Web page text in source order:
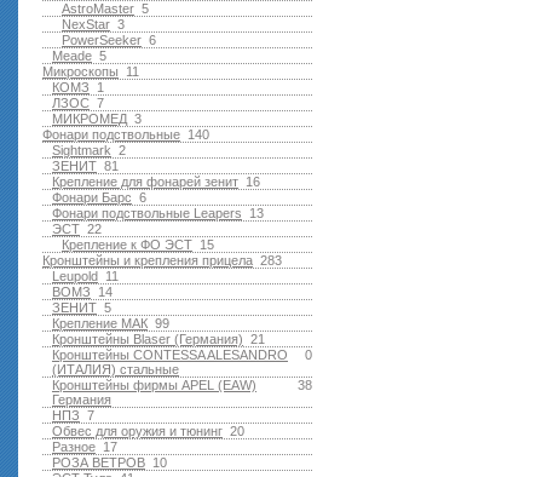
5
AstroMaster
3
NexStar
6
PowerSeeker
5
Meade
11
Микроскопы
1
КОМЗ
7
ЛЗОС
3
МИКРОМЕД
140
Фонари подствольные
2
Sightmark
81
ЗЕНИТ
16
Крепление для фонарей зенит
6
Фонари Барс
13
Фонари подствольные Leapers
22
ЭСТ
15
Крепление к ФО ЭСТ
283
Кронштейны и крепления прицела
11
Leupold
14
ВОМЗ
5
ЗЕНИТ
99
Крепление МАК
21
Кронштейны Blaser (Германия)
0
Кронштейны CONTESSA ALESANDRO
(ИТАЛИЯ) стальные
38
Кронштейны фирмы APEL (EAW)
Германия
7
НПЗ
20
Обвес для оружия и тюнинг
17
Разное
10
РОЗА ВЕТРОВ